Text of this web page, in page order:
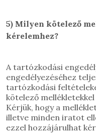
5) Milyen kötelező
kérelemhez?
A tartózkodási
engedélyezéséhez
tartózkodási
kötelező
Kérjük, hogy a
illetve minden iratot
ezzel hozzájárulhat